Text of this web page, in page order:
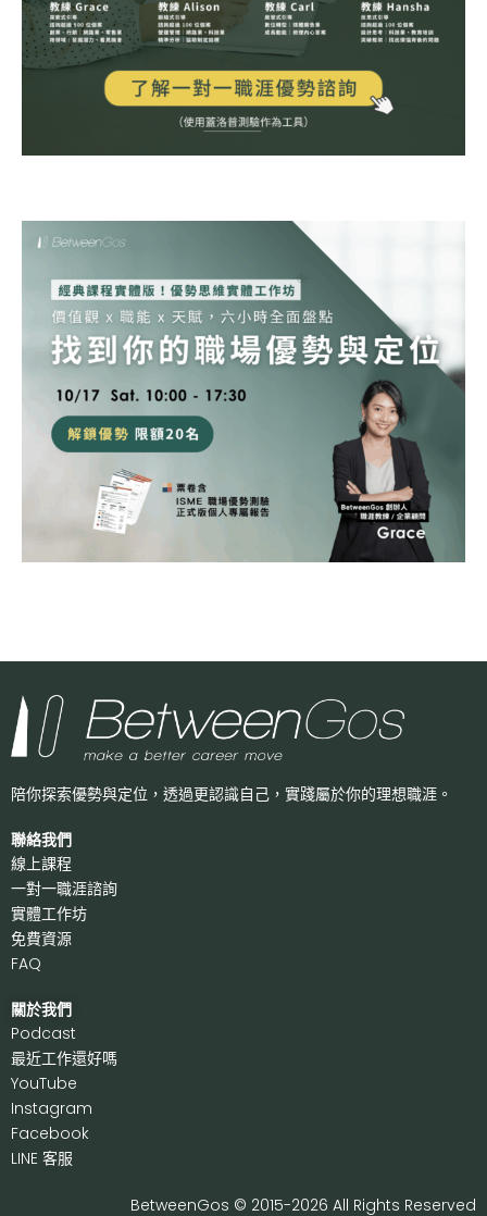
陪你探索優勢與定位，透過更認識自己， 實踐屬於你的理想職涯。
聯絡我們
線上課程
一對一職涯諮詢
實體工作坊
免費資源
FAQ
關於我們
Podcast
最近工作還好嗎
YouTube
Instagram
Facebook
LINE 客服
BetweenGos © 2015-2026 All Rights Reserved